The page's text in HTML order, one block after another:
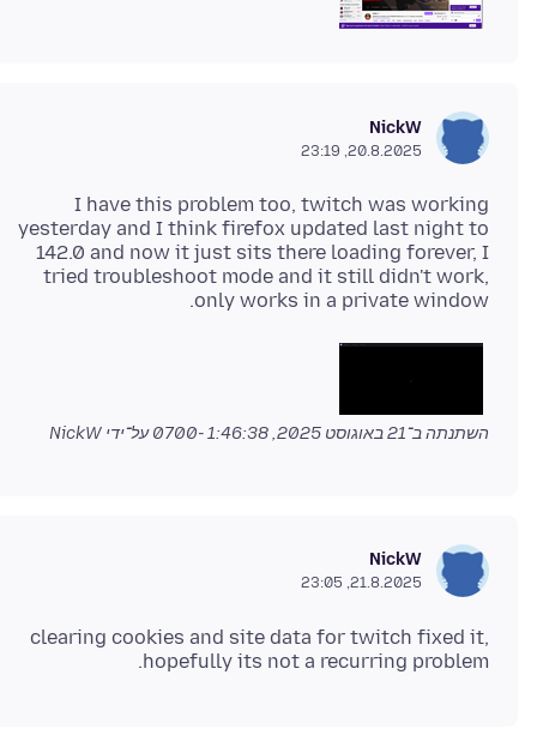
NickW
20.8.2025, 23:19
I have this problem too, twitch was working
yesterday and I think firefox updated last night to
142.0 and now it just sits there loading forever, I
tried troubleshoot mode and it still didn't work,
only works in a private window.
השתנתה ב־21 באוגוסט 2025, 1:46:38 -0700 על־ידי NickW
NickW
21.8.2025, 23:05
clearing cookies and site data for twitch fixed it,
hopefully its not a recurring problem.